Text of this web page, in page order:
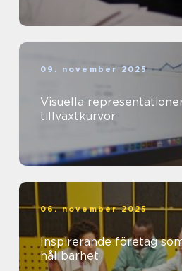
09. november 2025
Visuella
tillväxtkurvor
06. november 2025
Inspirerande företag
hållbarhet